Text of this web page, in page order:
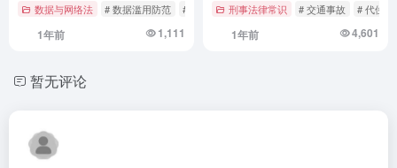
数据与网络法 # 数据滥用防范 # 智能汽车数据保护 # 汽车科技
1年前 1,111
刑事法律常识 # 交通事故 # 代位追
1年前 4,601
暂无评论